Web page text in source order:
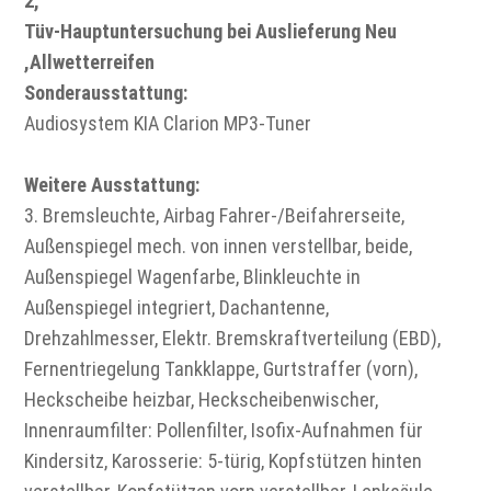
Tüv-Hauptuntersuchung bei Auslieferung Neu
,Allwetterreifen
Sonderausstattung:
Audiosystem KIA Clarion MP3-Tuner
Weitere Ausstattung:
3. Bremsleuchte, Airbag Fahrer-/Beifahrerseite,
Außenspiegel mech. von innen verstellbar, beide,
Außenspiegel Wagenfarbe, Blinkleuchte in
Außenspiegel integriert, Dachantenne,
Drehzahlmesser, Elektr. Bremskraftverteilung (EBD),
Fernentriegelung Tankklappe, Gurtstraffer (vorn),
Heckscheibe heizbar, Heckscheibenwischer,
Innenraumfilter: Pollenfilter, Isofix-Aufnahmen für
Kindersitz, Karosserie: 5-türig, Kopfstützen hinten